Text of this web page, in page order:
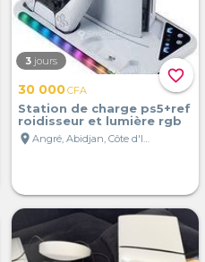
favorite_border
3 jours
30 000CFA
Station de charge ps5+ref
roidisseur et lumière rgb
location_on
Angré, Abidjan, Côte d'Ivoire